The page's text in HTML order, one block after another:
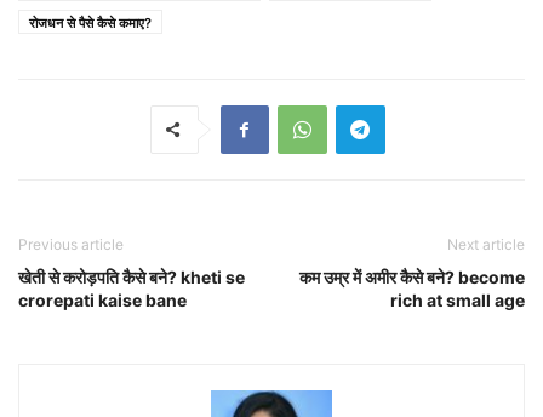
रोजधन से पैसे कैसे कमाए?
Previous article
खेती से करोड़पति कैसे बने? kheti se
crorepati kaise bane
Next article
कम उम्र में अमीर कैसे बने? become
rich at small age